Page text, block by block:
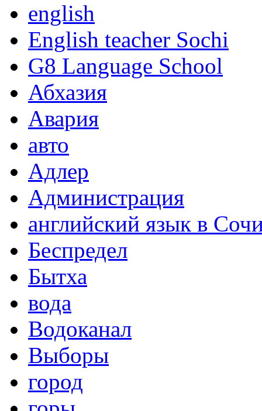
english
English teacher Sochi
G8 Language School
Абхазия
Авария
авто
Адлер
Администрация
английский язык в
Беспредел
Бытха
вода
Водоканал
Выборы
город